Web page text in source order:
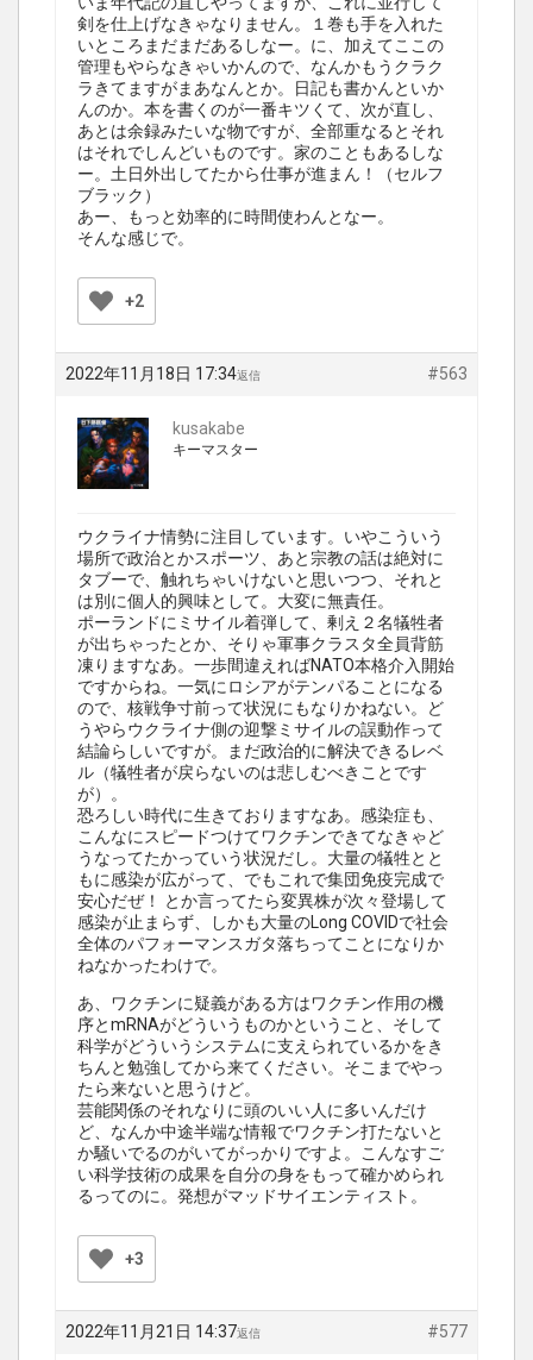
剣を仕上げなきゃなりません。１巻も手を入れた
いところまだまだあるしなー。に、加えてここの
管理もやらなきゃいかんので、なんかもうクラク
ラきてますがまあなんとか。日記も書かんといか
んのか。本を書くのが一番キツくて、次が直し、
あとは余録みたいな物ですが、全部重なるとそれ
はそれでしんどいものです。家のこともあるしな
ー。土日外出してたから仕事が進まん！（セルフ
ブラック）
あー、もっと効率的に時間使わんとなー。
そんな感じで。
+2
2022年11月18日 17:34 #563
返信
kusakabe
キーマスター
ウクライナ情勢に注目しています。いやこういう
場所で政治とかスポーツ、あと宗教の話は絶対に
タブーで、触れちゃいけないと思いつつ、それと
は別に個人的興味として。大変に無責任。
ポーランドにミサイル着弾して、剰え２名犠牲者
が出ちゃったとか、そりゃ軍事クラスタ全員背筋
凍りますなあ。一歩間違えればNATO本格介入開始
ですからね。一気にロシアがテンパることになる
ので、核戦争寸前って状況にもなりかねない。ど
うやらウクライナ側の迎撃ミサイルの誤動作って
結論らしいですが。まだ政治的に解決できるレベ
ル（犠牲者が戻らないのは悲しむべきことです
が）。
恐ろしい時代に生きておりますなあ。感染症も、
こんなにスピードつけてワクチンできてなきゃど
うなってたかっていう状況だし。大量の犠牲とと
もに感染が広がって、でもこれで集団免疫完成で
安心だぜ！ とか言ってたら変異株が次々登場して
感染が止まらず、しかも大量のLong COVIDで社会
全体のパフォーマンスガタ落ちってことになりか
ねなかったわけで。
あ、ワクチンに疑義がある方はワクチン作用の機
序とmRNAがどういうものかということ、そして
科学がどういうシステムに支えられているかをき
ちんと勉強してから来てください。そこまでやっ
たら来ないと思うけど。
芸能関係のそれなりに頭のいい人に多いんだけ
ど、なんか中途半端な情報でワクチン打たないと
か騒いでるのがいてがっかりですよ。こんなすご
い科学技術の成果を自分の身をもって確かめられ
るってのに。発想がマッドサイエンティスト。
+3
2022年11月21日 14:37 #577
返信